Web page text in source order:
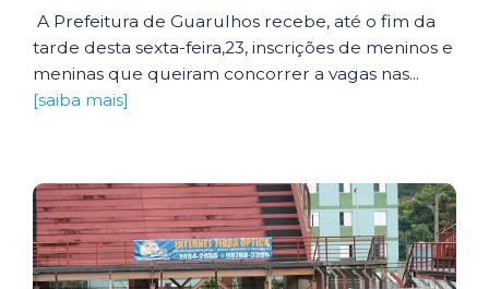
A Prefeitura de Guarulhos recebe, até o fim da
tarde desta sexta-feira,23, inscrições de meninos e
meninas que queiram concorrer a vagas nas...
[saiba mais]